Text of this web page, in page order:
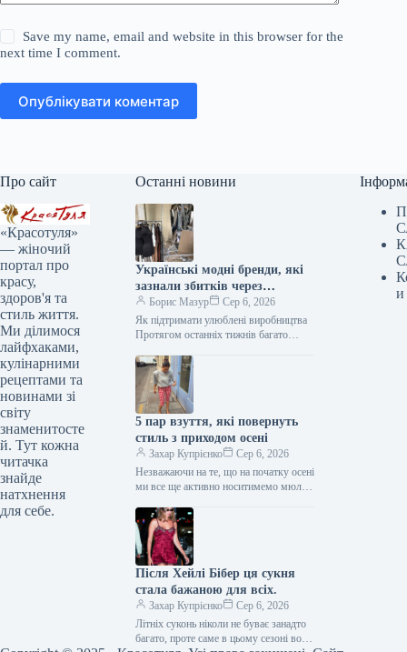
Save my name, email and website in this browser for the
next time I comment.
Опублікувати коментар
Про сайт
«Красотуля»
— жіночий
портал про
красу,
здоров'я та
стиль життя.
Ми ділимося
лайфхаками,
кулінарними
рецептами та
новинами зі
світу
знаменитосте
й. Тут кожна
читачка
знайде
натхнення
для себе.
Останні новини
Українські модні бренди, які
зазнали збитків через
обстріли, та шляхи їхньої
підтримки
Борис Мазур
Сер 6, 2026
Як підтримати улюблені виробництва
Протягом останніх тижнів багато
дорогоцінну столицю Київ, зазнали
масштабних ворожих нападів із…
5 пар взуття, які повернуть
стиль з приходом осені
Захар Купрієнко
Сер 6, 2026
Незважаючи на те, що на початку осені
ми все ще активно носитимемо мюлі
матимемо як…
Після Хейлі Бібер ця сукня
стала бажаною для всіх.
Захар Купрієнко
Сер 6, 2026
Літніх суконь ніколи не буває занадто
багато, проте саме в цьому сезоні вони
и